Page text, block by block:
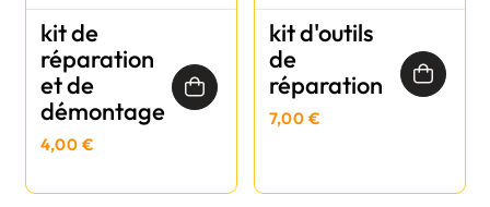
kit de
réparation
et de
démontage
4,00 €
kit d'outils
de
réparation
7,00 €